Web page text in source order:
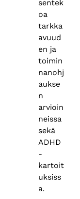
sentek
oa
tarkka
avuud
en ja
toimin
nanohj
aukse
n
arvioin
neissa
sekä
ADHD
-
kartoit
uksiss
a.